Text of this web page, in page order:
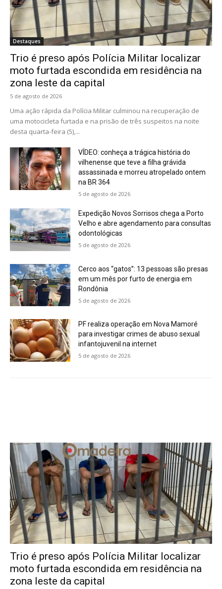
Destaques
Trio é preso após Polícia Militar localizar
moto furtada escondida em residência na
zona leste da capital
5 de agosto de 2026
Uma ação rápida da Polícia Militar culminou na recuperação de
uma motocicleta furtada e na prisão de três suspeitos na noite
desta quarta-feira (5),...
VÍDEO: conheça a trágica história do
vilhenense que teve a filha grávida
assassinada e morreu atropelado ontem
na BR 364
5 de agosto de 2026
Expedição Novos Sorrisos chega a Porto
Velho e abre agendamento para consultas
odontológicas
5 de agosto de 2026
Cerco aos “gatos”: 13 pessoas são presas
em um mês por furto de energia em
Rondônia
5 de agosto de 2026
PF realiza operação em Nova Mamoré
para investigar crimes de abuso sexual
infantojuvenil na internet
5 de agosto de 2026
Trio é preso após Polícia Militar localizar
moto furtada escondida em residência na
zona leste da capital